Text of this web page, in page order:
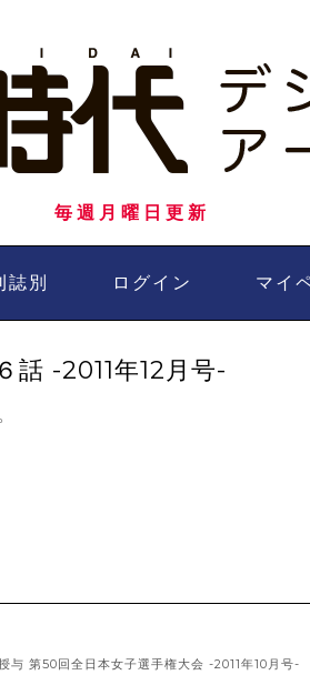
毎週月曜日更新
誌別 ログイン マイ
話 -2011年12月号-
与 第50回全日本女子選手権大会 -2011年10月号-